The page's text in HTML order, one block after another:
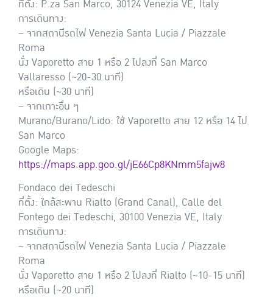
ที่ตั้ง: P.za San Marco, 30124 Venezia VE, Italy
การเดินทาง:
– จากสถานีรถไฟ Venezia Santa Lucia / Piazzale
Roma
นั่ง Vaporetto สาย 1 หรือ 2 ไปลงที่ San Marco
Vallaresso (~20-30 นาที)
หรือเดิน (~30 นาที)
– จากเกาะอื่น ๆ
Murano/Burano/Lido: ใช้ Vaporetto สาย 12 หรือ 14 ไป
San Marco
Google Maps:
https://maps.app.goo.gl/jE66Cp8KNmm5fajw8
Fondaco dei Tedeschi
ที่ตั้ง: ใกล้สะพาน Rialto (Grand Canal), Calle del
Fontego dei Tedeschi, 30100 Venezia VE, Italy
การเดินทาง:
– จากสถานีรถไฟ Venezia Santa Lucia / Piazzale
Roma
นั่ง Vaporetto สาย 1 หรือ 2 ไปลงที่ Rialto (~10-15 นาที)
หรือเดิน (~20 นาที)